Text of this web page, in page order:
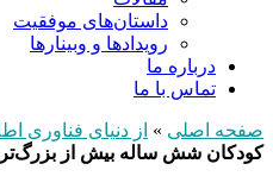
داستان‌های موفقیت
رویدادها و وبینارها
درباره ما
تماس با ما
صفحه اصلی » از دنیای فناوری
کودکان شش ساله بیش از بزرگ‌ترها